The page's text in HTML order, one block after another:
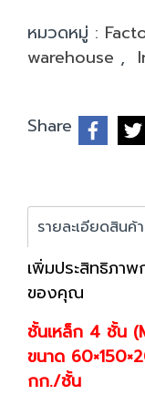
หมวดหมู่ :
warehouse ,
Share
รายละเอียดสินค้า
เพิ่มประสิทธิภา
ของคุณ
ชั้นเหล็ก 4 ชั้น
ขนาด
กก./ชั้น